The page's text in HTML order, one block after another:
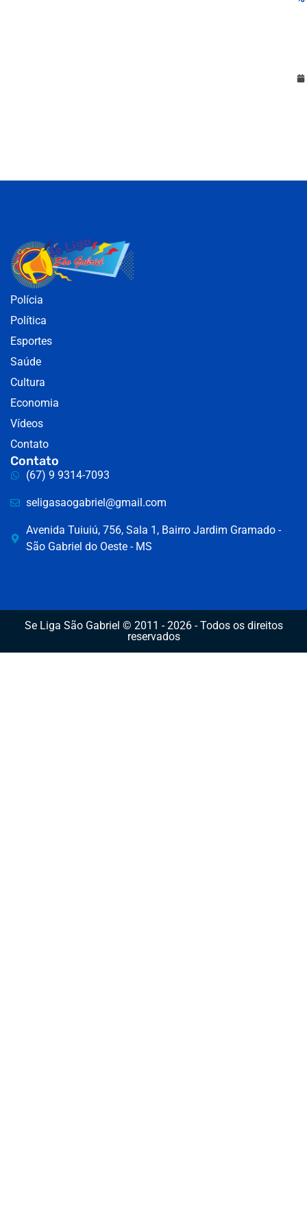
Polícia
Política
Esportes
Saúde
Cultura
Economia
Vídeos
Contato
Contato
(67) 9 9314-7093
seligasaogabriel@gmail.com
Avenida Tuiuiú, 756, Sala 1, Bairro Jardim Gramado -
São Gabriel do Oeste - MS
Se Liga São Gabriel © 2011 - 2026 - Todos os direitos
reservados